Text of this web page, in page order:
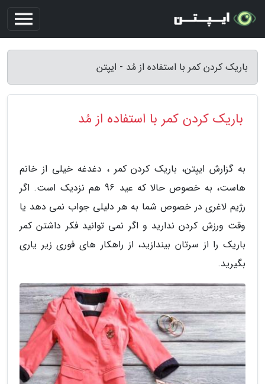
باریک کردن کمر با استفاده از مُد - ایپتن
باریک کردن کمر با استفاده از مُد
به گزارش ایپتن، باریک کردن کمر ، دغدغه خیلی از خانم
هاست، به خصوص حالا که عید 96 هم نزدیک است. اگر
رژیم لاغری در خصوص شما به هر دلیلی جواب نمی دهد یا
وقت ورزش کردن ندارید و اگر نمی توانید فکر داشتن کمر
باریک را از سرتان بیندازید، از راهکار های فوری زیر یاری
بگیرید.